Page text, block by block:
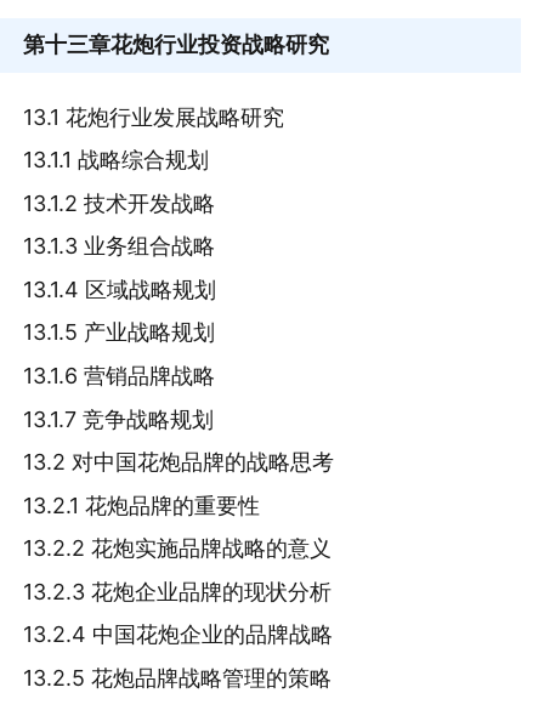
第十三章花炮行业投资战略研究
13.1 花炮行业发展战略研究
13.1.1 战略综合规划
13.1.2 技术开发战略
13.1.3 业务组合战略
13.1.4 区域战略规划
13.1.5 产业战略规划
13.1.6 营销品牌战略
13.1.7 竞争战略规划
13.2 对中国花炮品牌的战略思考
13.2.1 花炮品牌的重要性
13.2.2 花炮实施品牌战略的意义
13.2.3 花炮企业品牌的现状分析
13.2.4 中国花炮企业的品牌战略
13.2.5 花炮品牌战略管理的策略